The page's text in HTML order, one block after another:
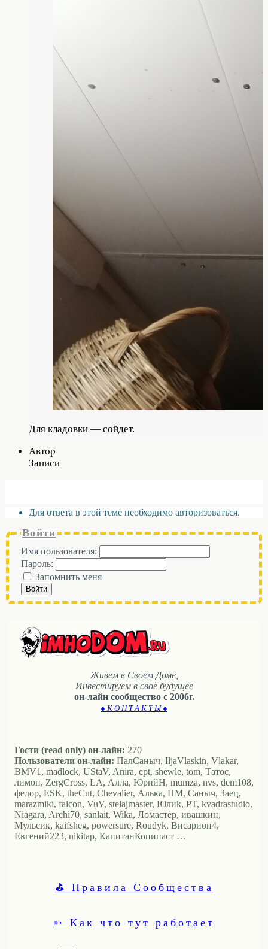
Для кладовки — сойдет.
Автор
Записи
Для ответа в этой теме необходимо авторизоваться.
Войти
Имя пользователя:
Пароль:
Запомнить меня
Войти
Живем в Своём Доме,
Инвестируем в своё будущее
он-лайн сообщество с 2006г.
● К О Н Т А К Т Ы ●
Гости (read only) он-лайн: 270
Пользователи он-лайн: ПалСаныч, IljaVlaskin, Vlakar,
BMV1, madlock, UStaV, Anira, cpt, shewle, tom, Татос,
лимон, ZergCross, LA, Алла, ЮрийН, mumza, nvs, dem108,
федор, ESK, theCut, Chevalier, Алька, ПМ, Саныч, Заец,
marazmiki, falcon, VuV, stelajmaster, Юлиk, PT, kvadrastudio,
Niagara, Archi70, sanlait, Wika, Ломастер, ивашкин,
Мульсик, kaifsheg, powersure, Roudyk, Висариoн4,
Евгений223, nikitap, КапитанКопипаст …
⛳ Правила Сообщества
➳ Как что тут работает